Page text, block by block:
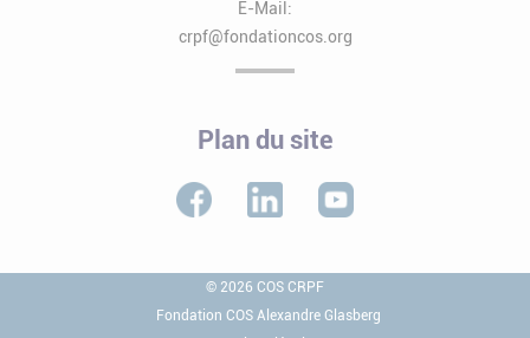
E-Mail:
crpf@fondationcos.org
Plan du site
© 2026 COS CRPF
Fondation COS Alexandre Glasberg